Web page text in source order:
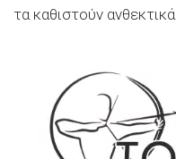
τα καθιστούν ανθεκτικά.